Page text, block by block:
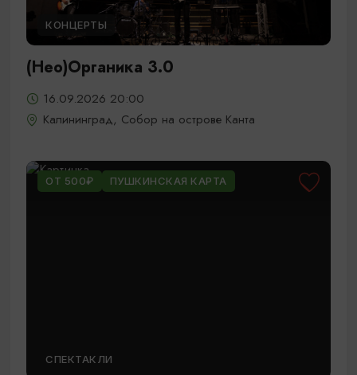
КОНЦЕРТЫ
(Нео)Органика 3.0
16.09.2026 20:00
Калининград, Собор на острове Канта
ОТ 500₽ ПУШКИНСКАЯ КАРТА
СПЕКТАКЛИ